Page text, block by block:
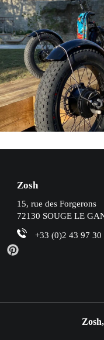
Zosh
15, rue des Forgerons
72130 SOUGE LE
+33 (0)2 43 97 30